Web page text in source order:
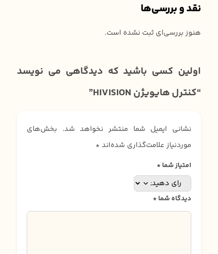
نقد و بررسی‌ها
هنوز بررسی‌ای ثبت نشده است.
اولین کسی باشید که دیدگاهی می نویسد
“کنترل هایویژن HIVISION”
نشانی ایمیل شما منتشر نخواهد شد. بخش‌های
موردنیاز علامت‌گذاری شده‌اند *
امتیاز شما*
دیدگاه شما*